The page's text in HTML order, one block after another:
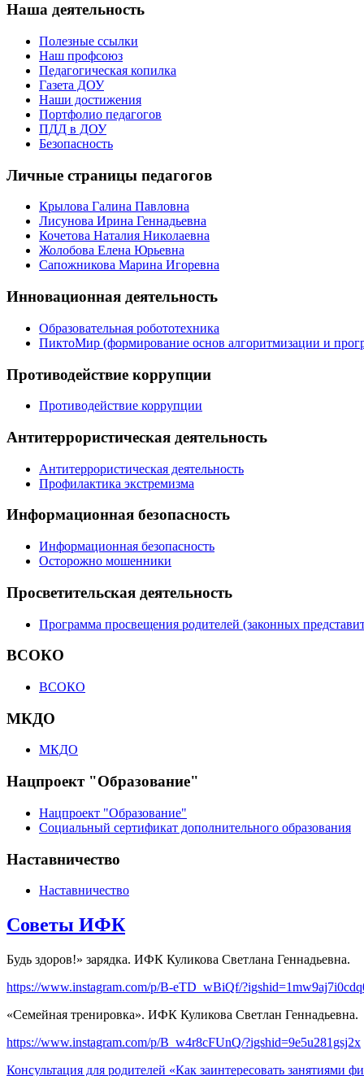
Наша деятельность
Полезные ссылки
Наш профсоюз
Педагогическая копилка
Газета ДОУ
Наши достижения
Портфолио педагогов
ПДД в ДОУ
Безопасность
Личные страницы педагогов
Крылова Галина Павловна
Лисунова Ирина Геннадьевна
Кочетова Наталия Николаевна
Жолобова Елена Юрьевна
Сапожникова Марина Игоревна
Инновационная деятельность
Образовательная робототехника
ПиктоМир (формирование основ алгоритмизации и
Противодействие коррупции
Противодействие коррупции
Антитеррористическая деятельность
Антитеррористическая деятельность
Профилактика экстремизма
Информационная безопасность
Информационная безопасность
Осторожно мошенники
Просветительская деятельность
Программа просвещения родителей (законных
ВСОКО
ВСОКО
МКДО
МКДО
Нацпроект "Образование"
Нацпроект "Образование"
Социальный сертификат дополнительного образования
Наставничество
Наставничество
Советы ИФК
Будь здоров!» зарядка. ИФК Куликова Светлана Геннадьевна.
https://www.instagram.com/p/B-eTD_wBiQf/
«Семейная тренировка». ИФК Куликова Светлан Геннадьевна.
https://www.instagram.com/p/B_w4r8cFUnQ/?igshid=9e5u281gsj2x
Консультация для родителей «Как заинтересовать